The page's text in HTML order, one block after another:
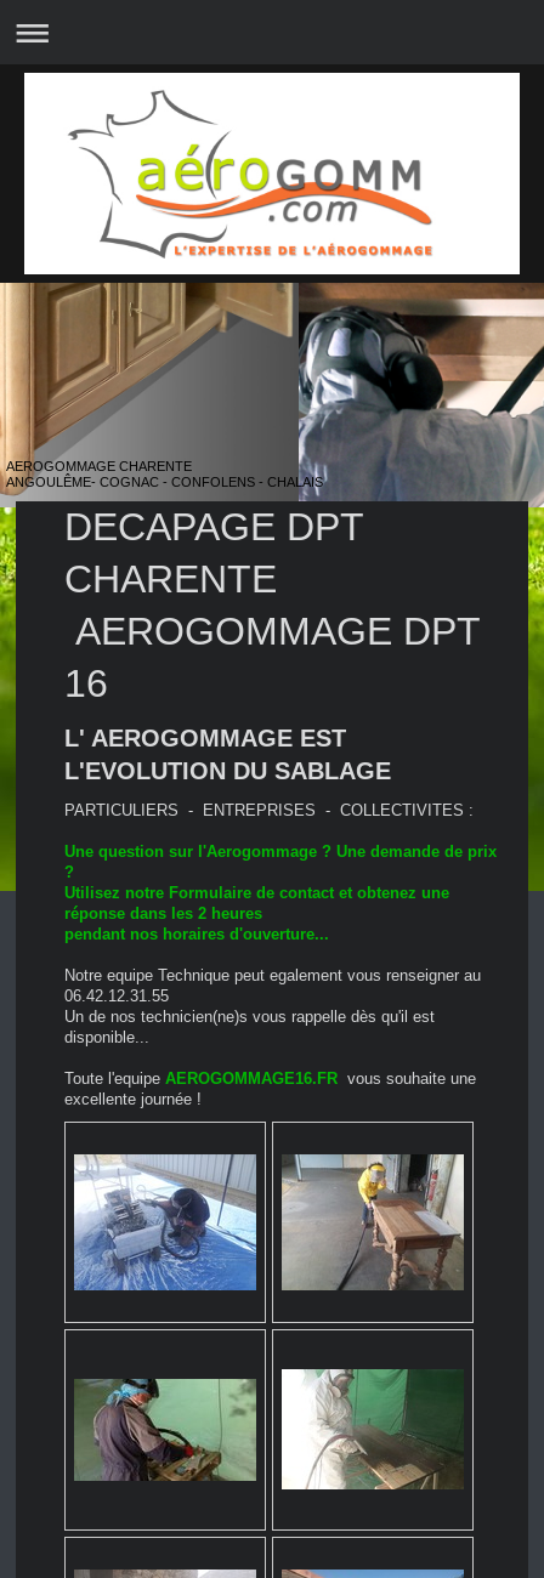
AEROGOMMAGE CHARENTE
ANGOULÊME- COGNAC - CONFOLENS - CHALAIS
DECAPAGE DPT
CHARENTE
AEROGOMMAGE DPT
16
L' AEROGOMMAGE EST
L'EVOLUTION DU SABLAGE
PARTICULIERS - ENTREPRISES - COLLECTIVITES :
Une question sur l'Aerogommage ? Une demande de prix
?
Utilisez notre Formulaire de contact et obtenez une
réponse dans les 2 heures
pendant nos horaires d'ouverture...
Notre equipe Technique peut egalement vous renseigner au
06.42.12.31.55
Un de nos technicien(ne)s vous rappelle dès qu'il est
disponible...
Toute l'equipeAEROGOMMAGE16.FR vous souhaite une
excellente journée !